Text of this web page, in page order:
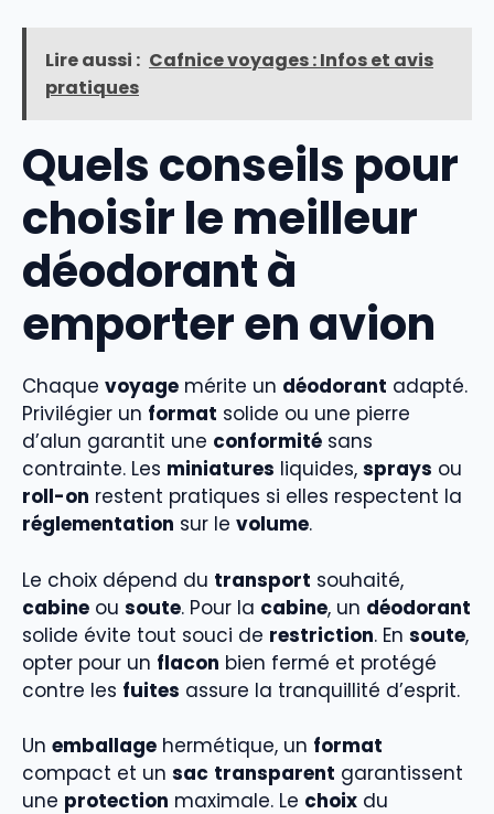
Lire aussi : Cafnice voyages : Infos et avis
pratiques
Quels conseils pour
choisir le meilleur
déodorant à
emporter en avion
Chaque voyage mérite un déodorant adapté.
Privilégier un format solide ou une pierre
d’alun garantit une conformité sans
contrainte. Les miniatures liquides, sprays ou
roll-on restent pratiques si elles respectent la
réglementation sur le volume.
Le choix dépend du transport souhaité,
cabine ou soute. Pour la cabine, un déodorant
solide évite tout souci de restriction. En soute,
opter pour un flacon bien fermé et protégé
contre les fuites assure la tranquillité d’esprit.
Un emballage hermétique, un format
compact et un sac transparent garantissent
une protection maximale. Le choix du